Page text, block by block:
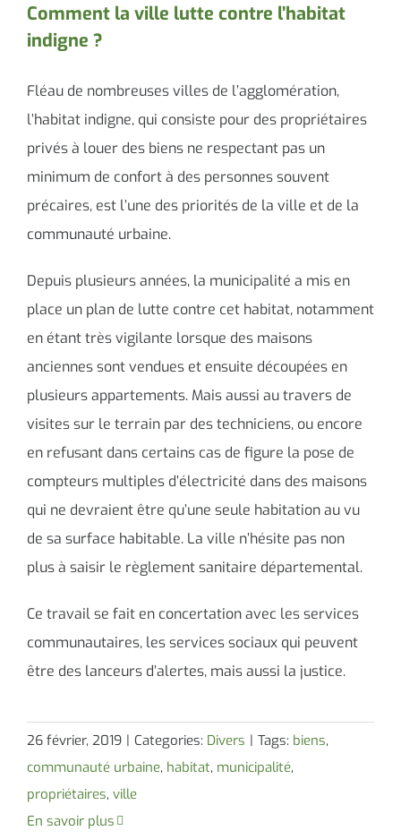
Comment la ville lutte contre l’habitat
indigne ?
Fléau de nombreuses villes de l’agglomération,
l’habitat indigne, qui consiste pour des propriétaires
privés à louer des biens ne respectant pas un
minimum de confort à des personnes souvent
précaires, est l’une des priorités de la ville et de la
communauté urbaine.
Depuis plusieurs années, la municipalité a mis en
place un plan de lutte contre cet habitat, notamment
en étant très vigilante lorsque des maisons
anciennes sont vendues et ensuite découpées en
plusieurs appartements. Mais aussi au travers de
visites sur le terrain par des techniciens, ou encore
en refusant dans certains cas de figure la pose de
compteurs multiples d’électricité dans des maisons
qui ne devraient être qu’une seule habitation au vu
de sa surface habitable. La ville n’hésite pas non
plus à saisir le règlement sanitaire départemental.
Ce travail se fait en concertation avec les services
communautaires, les services sociaux qui peuvent
être des lanceurs d’alertes, mais aussi la justice.
26 février, 2019 | Categories: Divers | Tags: biens,
communauté urbaine, habitat, municipalité,
propriétaires, ville
En savoir plus